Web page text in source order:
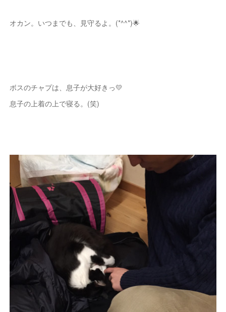
オカン。いつまでも、見守るよ。(*^^*)🌟
ボスのチャプは、息子が大好きっ💛
息子の上着の上で寝る。(笑)